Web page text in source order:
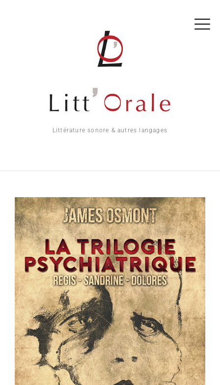
Littérature sonore & autres langages